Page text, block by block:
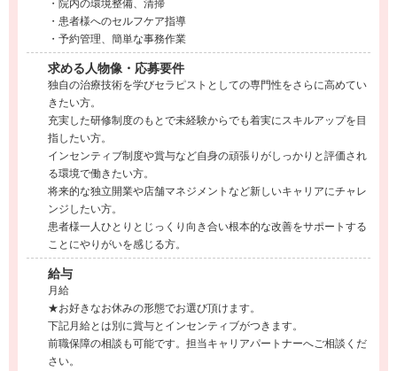
・院内の環境整備、清掃
・患者様へのセルフケア指導
・予約管理、簡単な事務作業
求める人物像・応募要件
独自の治療技術を学びセラピストとしての専門性をさらに高めてい
きたい方。
充実した研修制度のもとで未経験からでも着実にスキルアップを目
指したい方。
インセンティブ制度や賞与など自身の頑張りがしっかりと評価され
る環境で働きたい方。
将来的な独立開業や店舗マネジメントなど新しいキャリアにチャレ
ンジしたい方。
患者様一人ひとりとじっくり向き合い根本的な改善をサポートする
ことにやりがいを感じる方。
給与
月給
★お好きなお休みの形態でお選び頂けます。
下記月給とは別に賞与とインセンティブがつきます。
前職保障の相談も可能です。担当キャリアパートナーへご相談くだ
さい。